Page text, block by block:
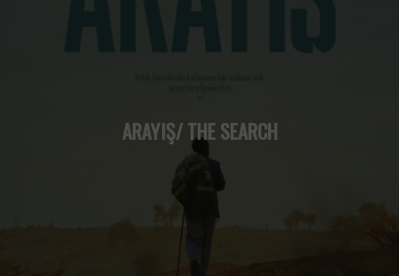
ARAYIŞ/ THE SEARCH